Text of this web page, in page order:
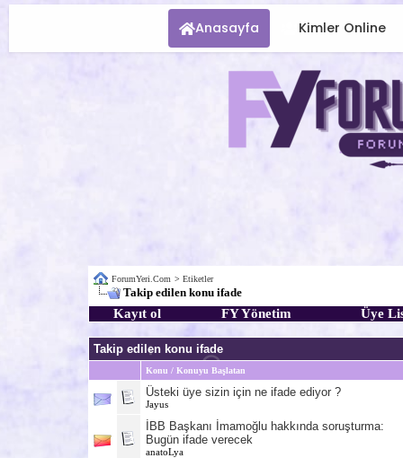
Anasayfa Kimler Online
ForumYeri.Com > Etiketler
Takip edilen konu ifade
Kayıt ol FY Yönetim Üye
Takip edilen konu ifade
Konu / Konuyu Başlatan
Üsteki üye sizin için ne ifade ediyor ?
Jayus
İBB Başkanı İmamoğlu hakkında soruşturma:
Bugün ifade verecek
anatoLya